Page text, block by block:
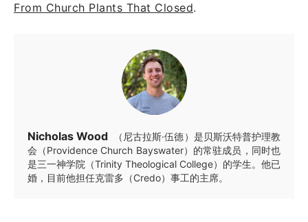
From Church Plants That Closed.
Nicholas Wood
（尼古拉斯·伍德）是贝斯沃特普护理教
会（Providence Church Bayswater）的常驻成员，同时也
是三一神学院（Trinity Theological College）的学生。他已
婚，目前他担任克雷多（Credo）事工的主席。